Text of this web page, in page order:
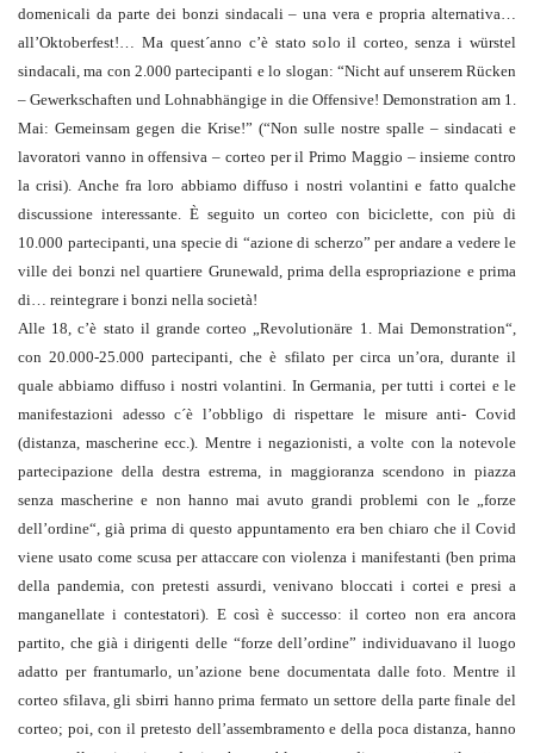
domenicali da parte dei bonzi sindacali – una vera e propria alternativa…
all’Oktoberfest!… Ma quest´anno c’è stato solo il corteo, senza i würstel
sindacali, ma con 2.000 partecipanti e lo slogan: “Nicht auf unserem Rücken
– Gewerkschaften und Lohnabhängige in die Offensive! Demonstration am 1.
Mai: Gemeinsam gegen die Krise!” (“Non sulle nostre spalle – sindacati e
lavoratori vanno in offensiva – corteo per il Primo Maggio – insieme contro
la crisi). Anche fra loro abbiamo diffuso i nostri volantini e fatto qualche
discussione interessante. È seguito un corteo con biciclette, con più di
10.000 partecipanti, una specie di “azione di scherzo” per andare a vedere le
ville dei bonzi nel quartiere Grunewald, prima della espropriazione e prima
di… reintegrare i bonzi nella società!
Alle 18, c’è stato il grande corteo „Revolutionäre 1. Mai Demonstration“,
con 20.000-25.000 partecipanti, che è sfilato per circa un’ora, durante il
quale abbiamo diffuso i nostri volantini. In Germania, per tutti i cortei e le
manifestazioni adesso c´è l’obbligo di rispettare le misure anti- Covid
(distanza, mascherine ecc.). Mentre i negazionisti, a volte con la notevole
partecipazione della destra estrema, in maggioranza scendono in piazza
senza mascherine e non hanno mai avuto grandi problemi con le „forze
dell’ordine“, già prima di questo appuntamento era ben chiaro che il Covid
viene usato come scusa per attaccare con violenza i manifestanti (ben prima
della pandemia, con pretesti assurdi, venivano bloccati i cortei e presi a
manganellate i contestatori). E così è successo: il corteo non era ancora
partito, che già i dirigenti delle “forze dell’ordine” individuavano il luogo
adatto per frantumarlo, un’azione bene documentata dalle foto. Mentre il
corteo sfilava, gli sbirri hanno prima fermato un settore della parte finale del
corteo; poi, con il pretesto dell’assembramento e della poca distanza, hanno